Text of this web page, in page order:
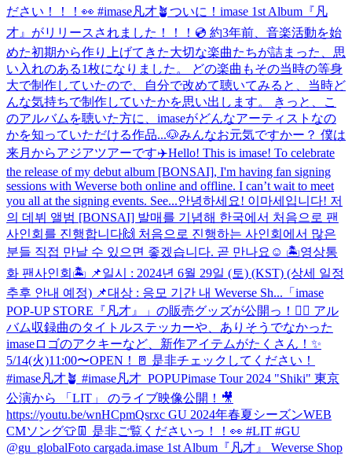
ださい！！！👀 #imase凡才🪴ついに！imase 1st Album『凡
才』がリリースされました！！！💿 約3年前、音楽活動を始
めた初期から作り上げてきた大切な楽曲たちが詰まった、思
い入れのある1枚になりました。 どの楽曲もその当時の等身
大で制作していたので、自分で改めて聴いてみると、当時ど
んな気持ちで制作していたかを思い出します。 きっと、こ
のアルバムを聴いた方に、imaseがどんなアーティストなの
かを知っていただける作品...🐶みんなお元気ですかー？ 僕は
来月からアジアツアーです✈️Hello! This is imase! To celebrate
the release of my debut album [BONSAI], I'm having fan signing
sessions with Weverse both online and offline. I can’t wait to meet
you all at the signing events. See...안녕하세요! 이마세입니다! 저
의 데뷔 앨범 [BONSAI] 발매를 기념해 한국에서 처음으로 팬
사인회를 진행합니다🙌 처음으로 진행하는 사인회에서 많은
분들 직접 만날 수 있으면 좋겠습니다. 곧 만나요☺️ 🏝영상통
화 팬사인회🏝 📌일시 : 2024년 6월 29일 (토) (KST) (상세 일정
추후 안내 예정) 📌대상 : 응모 기간 내 Weverse Sh... 「imase
POP-UP STORE『凡才』」の販売グッズが公開っ！✌🏼 アル
バム収録曲のタイトルステッカーや、ありそうでなかった
imaseロゴのアクキーなど、新作アイテムがたくさん！✨
5/14(火)11:00〜OPEN！🚪 是非チェックしてください！
#imase凡才🪴 #imase凡才_POPUPimase Tour 2024 "Shiki" 東京
公演から 「LIT」 のライブ映像公開！🎥
https://youtu.be/wnHCpmQsrxc GU 2024年春夏シーズンWEB
CMソング👕👖 是非ご覧くださいっ！！👀 #LIT #GU
@gu_globalFoto cargada.imase 1st Album『凡才』 Weverse Shop